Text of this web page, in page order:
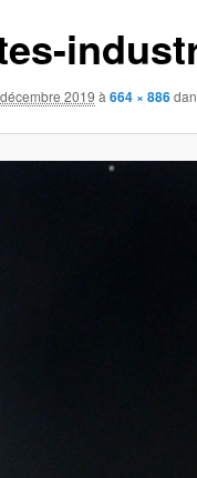
2019 à 664 × 886